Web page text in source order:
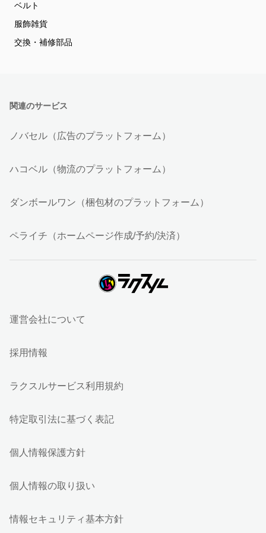
ベルト
服飾雑貨
交換・補修部品
関連のサービス
ノバセル（広告のプラットフォーム）
ハコベル（物流のプラットフォーム）
ダンボールワン（梱包材のプラットフォーム）
ペライチ（ホームページ作成/予約/決済）
運営会社について
採用情報
ラクスルサービス利用規約
特定取引法に基づく表記
個人情報保護方針
個人情報の取り扱い
情報セキュリティ基本方針